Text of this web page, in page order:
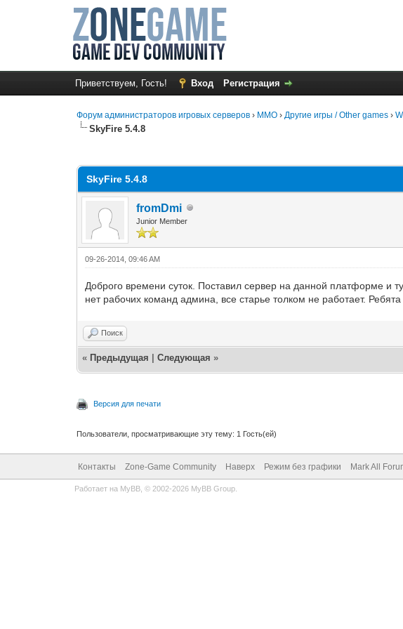
Приветствуем, Гость! Вход Регистрация
Форум администраторов игровых серверов › MMO ›Другие игры / Other games ›
SkyFire 5.4.8
SkyFire 5.4.8
fromDmi
Junior Member
09-26-2014, 09:46 AM
Доброго времени суток. Поставил сервер на данной платформе и
нет рабочих команд админа, все старье толком не работает.
Поиск
« Предыдущая |Следующая»
Версия для печати
Пользователи, просматривающие эту тему: 1 Гость(ей)
Контакты Zone-Game Community Наверх Режим без графики Mark All
Работает на MyBB, © 2002-2026 MyBB Group.